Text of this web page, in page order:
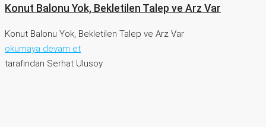
Konut Balonu Yok, Bekletilen Talep ve Arz Var
Konut Balonu Yok, Bekletilen Talep ve Arz Var
okumaya devam et
tarafından Serhat Ulusoy